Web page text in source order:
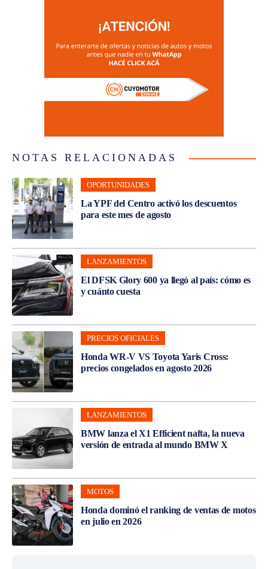
NOTAS RELACIONADAS
OPORTUNIDADES
La YPF del Centro activó los descuentos
para este mes de agosto
LANZAMIENTOS
El DFSK Glory 600 ya llegó al país: cómo es
y cuánto cuesta
PRECIOS OFICIALES
Honda WR-V VS Toyota Yaris Cross:
precios congelados en agosto 2026
LANZAMIENTOS
BMW lanza el X1 Efficient nafta, la nueva
versión de entrada al mundo BMW X
MOTOS
Honda dominó el ranking de ventas de motos
en julio en 2026